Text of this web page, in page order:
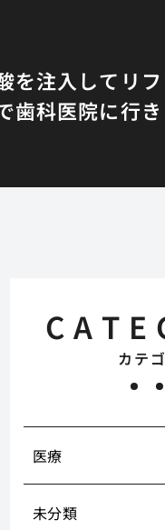
を注入してリ
歯科医院に行
カテ
医療
未分類